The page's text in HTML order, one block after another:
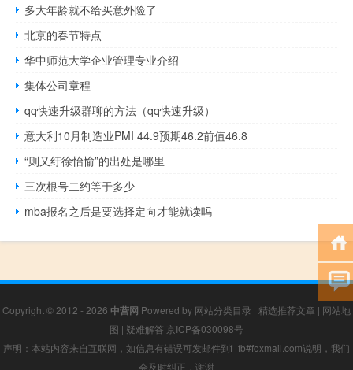
多大年龄就不给买意外险了
北京的春节特点
华中师范大学企业管理专业介绍
集体公司章程
qq快速升级群聊的方法（qq快速升级）
意大利10月制造业PMI 44.9预期46.2前值46.8
“则又纡徐怡愉”的出处是哪里
三次根号二约等于多少
mba报名之后是要选择定向才能就读吗
Copyright © 2012 - 2026 中营网 Powered by 网站分类目录 | 精选推荐文章 | 网站地
图 | 疑难解答 京ICP备030098号
声明：本站内容来自互联网，如信息有错误可发邮件到f_fb#foxmail.com说明，我们
会及时纠正，谢谢